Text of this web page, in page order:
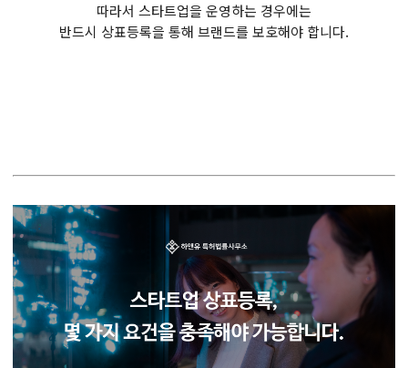
따라서 스타트업을 운영하는 경우에는
반드시 상표등록을 통해 브랜드를 보호해야 합니다.